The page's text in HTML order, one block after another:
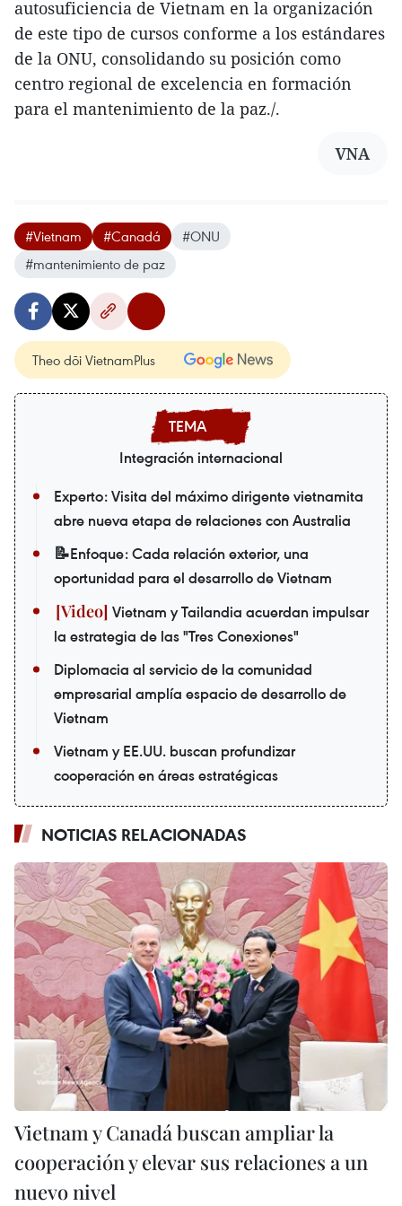
autosuficiencia de Vietnam en la organización
de este tipo de cursos conforme a los estándares
de la ONU, consolidando su posición como
centro regional de excelencia en formación
para el mantenimiento de la paz./.
VNA
#Vietnam #Canadá
#ONU
#mantenimiento de paz
Theo dõi VietnamPlus
Integración internacional
Experto: Visita del máximo dirigente vietnamita
abre nueva etapa de relaciones con Australia
📝Enfoque: Cada relación exterior, una
oportunidad para el desarrollo de Vietnam
Vietnam y Tailandia acuerdan impulsar
la estrategia de las "Tres Conexiones"
Diplomacia al servicio de la comunidad
empresarial amplía espacio de desarrollo de
Vietnam
Vietnam y EE.UU. buscan profundizar
cooperación en áreas estratégicas
NOTICIAS RELACIONADAS
Vietnam y Canadá buscan ampliar la
cooperación y elevar sus relaciones a un
nuevo nivel